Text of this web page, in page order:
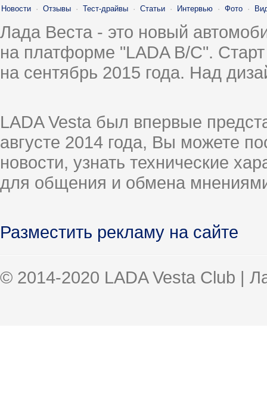
Новости · Отзывы · Тест-драйвы · Статьи · Интервью · Фото ·
Лада Веста - это новый
на платформе "LADA B/C".
на сентябрь 2015 года. Над
LADA Vesta был впервые
августе 2014 года, Вы можете
новости, узнать технические
для общения и обмена
Разместить рекламу на сайте
© 2014-2020 LADA Vesta Club |